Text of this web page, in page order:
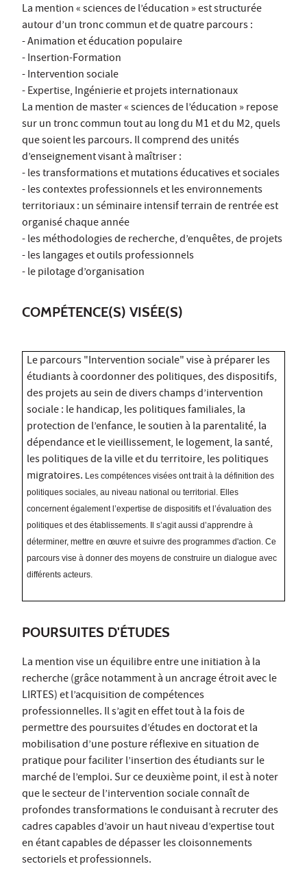
La mention « sciences de l’éducation » est structurée
autour d’un tronc commun et de quatre parcours :
- Animation et éducation populaire
- Insertion-Formation
- Intervention sociale
- Expertise, Ingénierie et projets internationaux
La mention de master « sciences de l’éducation » repose
sur un tronc commun tout au long du M1 et du M2, quels
que soient les parcours. Il comprend des unités
d’enseignement visant à maîtriser :
- les transformations et mutations éducatives et sociales
- les contextes professionnels et les environnements
territoriaux : un séminaire intensif terrain de rentrée est
organisé chaque année
- les méthodologies de recherche, d’enquêtes, de projets
- les langages et outils professionnels
- le pilotage d’organisation
COMPÉTENCE(S) VISÉE(S)
Le parcours "Intervention sociale" vise à préparer les
étudiants à coordonner des politiques, des dispositifs,
des projets au sein de divers champs d’intervention
sociale : le handicap, les politiques familiales, la
protection de l’enfance, le soutien à la parentalité, la
dépendance et le vieillissement, le logement, la santé,
les politiques de la ville et du territoire, les politiques
migratoires. Les compétences visées ont trait à la définition des
politiques sociales, au niveau national ou territorial. Elles
concernent également l’expertise de dispositifs et l’évaluation des
politiques et des établissements. Il s’agit aussi d’apprendre à
déterminer, mettre en œuvre et suivre des programmes d'action. Ce
parcours vise à donner des moyens de construire un dialogue avec
différents acteurs.
POURSUITES D'ÉTUDES
La mention vise un équilibre entre une initiation à la
recherche (grâce notamment à un ancrage étroit avec le
LIRTES) et l’acquisition de compétences
professionnelles. Il s’agit en effet tout à la fois de
permettre des poursuites d’études en doctorat et la
mobilisation d’une posture réflexive en situation de
pratique pour faciliter l’insertion des étudiants sur le
marché de l’emploi. Sur ce deuxième point, il est à noter
que le secteur de l’intervention sociale connaît de
profondes transformations le conduisant à recruter des
cadres capables d’avoir un haut niveau d’expertise tout
en étant capables de dépasser les cloisonnements
sectoriels et professionnels.